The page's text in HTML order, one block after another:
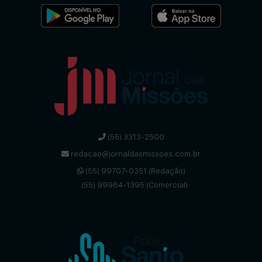
(55) 3313-2500
redacao@jornaldasmissoes.com.br
(55) 99707-0351 (Redação)
(55) 99964-1395 (Comercial)